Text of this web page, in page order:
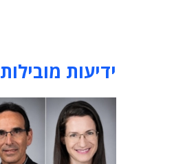
ידיעות מובילות